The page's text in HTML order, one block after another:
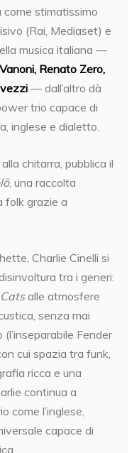
come stimatissimo
(Rai, Mediaset) e
musica italiana —
Renato Zero,
— dall’altro dà
trio capace di
inglese e dialetto.
chitarra, pubblica il
, una raccolta
folk grazie a
Charlie Cinelli si
tra i generi:
Catsalle atmosfere
senza mai
(l’inseparabile Fender
cui spazia tra funk,
ricca e una
continua a
come l’inglese,
capace di